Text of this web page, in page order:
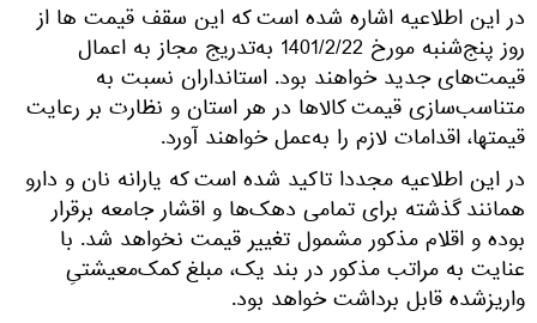
در این اطلاعیه اشاره شده است که این سقف قیمت ها از
روز پنج‌شنبه مورخ 1401/2/22 به‌تدریج مجاز به اعمال
قیمت‌های جدید خواهند بود. استانداران نسبت به
متناسب‌سازی قیمت کالاها در هر استان و نظارت بر رعایت
قیمتها، اقدامات لازم را به‌عمل خواهند آورد.
در این اطلاعیه مجددا تاکید شده است که یارانه نان و دارو
همانند گذشته برای تمامی دهک‌ها و اقشار جامعه برقرار
بوده و اقلام مذکور مشمول تغییر قیمت نخواهد شد. با
عنایت به مراتب مذکور در بند یک، مبلغ کمک‌معیشتیِ
واریزشده قابل برداشت خواهد بود.